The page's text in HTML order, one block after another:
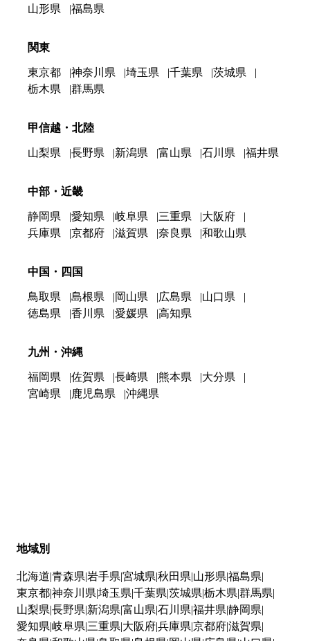
山形県
福島県
関東
東京都 神奈川県 埼玉県 千葉県
茨城県
栃木県
群馬県
甲信越・北陸
山梨県 長野県 新潟県 富山県 石川県 福井県
中部・近畿
静岡県 愛知県 岐阜県 三重県
大阪府
兵庫県
京都府 滋賀県 奈良県 和歌山県
中国・四国
鳥取県 島根県 岡山県 広島県
山口県
徳島県
香川県 愛媛県 高知県
九州・沖縄
福岡県 佐賀県 長崎県 熊本県
大分県
宮崎県
鹿児島県 沖縄県
地域別
北海道 青森県 岩手県 宮城県 秋田県 山形県 福島県
東京都神奈川県 埼玉県 千葉県 茨城県 栃木県 群馬県
山梨県 長野県 新潟県 富山県 石川県 福井県 静岡県
愛知県 岐阜県 三重県 大阪府兵庫県 京都府滋賀県